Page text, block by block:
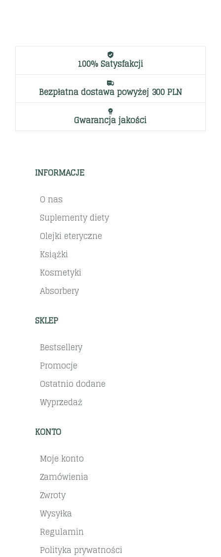
100% Satysfakcji
Bezpłatna dostawa powyżej 300 PLN
Gwarancja jakości
INFORMACJE
O nas
Suplementy diety
Olejki eteryczne
Książki
Kosmetyki
Absorbery
SKLEP
Bestsellery
Promocje
Ostatnio dodane
Wyprzedaż
KONTO
Moje konto
Zamówienia
Zwroty
Wysyłka
Regulamin
Polityka prywatności